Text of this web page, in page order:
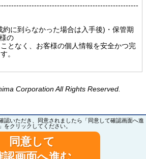
約に到らなかった場合は入手後)・保管期
の
となく、お客様の個人情報を安全かつ完
。
Corporation All Rights Reserved.
認いただき、同意されましたら「同意して確認画面へ進
をクリックしてください。
同意して
認画面へ進む